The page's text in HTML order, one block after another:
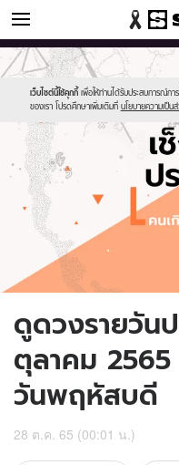
ดูดวง
เว็บไซต์นี้ใช้คุกกี้ เพื่อให้ท่านได้รับประสบการณ์ก
ของเรา โปรดศึกษาเพิ่มเติมที่ นโยบายความเป็น
Sanook
//s.isanook.com/sr/0/images/
new-
sanook.png
600
60
//s.isanook.com/ho/0/ud/fxd/
horoscope-
thursday.jpg
ดูดวงรายวัน
ตุลาคม 2565
วันพฤหัสบดี
28 ต.ค. 65 (00:01 น.)